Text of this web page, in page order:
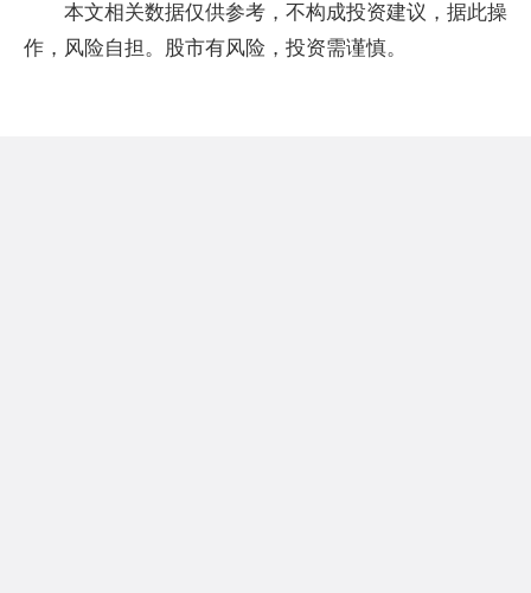
本文相关数据仅供参考，不构成投资建议，据此操
作，风险自担。股市有风险，投资需谨慎。